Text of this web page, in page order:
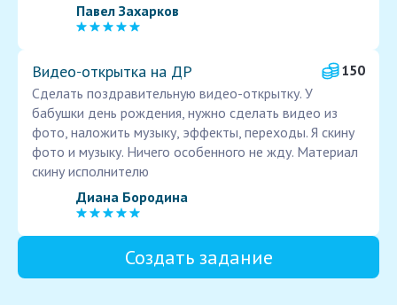
Павел Захарков
Видео‑открытка на ДР
150
Сделать поздравительную видео-открытку. У
бабушки день рождения, нужно сделать видео из
фото, наложить музыку, эффекты, переходы. Я скину
фото и музыку. Ничего особенного не жду. Материал
скину исполнителю
Диана Бородина
Создать задание